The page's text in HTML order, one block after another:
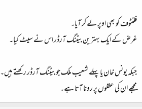
فلنٹوف کو بھی اوپر لے کر آیا۔
غرض کے ایک بہترین بیٹنگ آرڈر اس نے سیٹ‌ کیا۔
جبکہ یونس خان یا پہلے شعیب ملک جو بیٹنگ آرڈر رکھتے ہیں۔
مجھے ان کی عقلوں پر رونا آتا ہے۔